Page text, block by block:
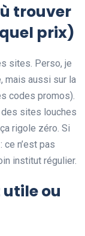
trouver
prix)
sites. Perso, je
mais aussi sur la
codes promos).
sites louches
rigole zéro. Si
n’est pas
institut régulier.
ou